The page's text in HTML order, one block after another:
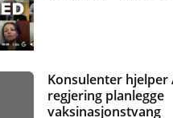
Konsulenter hjelper
regjering planlegge
vaksinasjonstvang